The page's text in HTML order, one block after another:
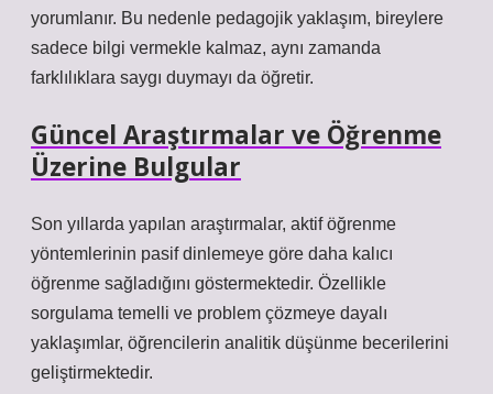
yorumlanır. Bu nedenle pedagojik yaklaşım, bireylere
sadece bilgi vermekle kalmaz, aynı zamanda
farklılıklara saygı duymayı da öğretir.
Güncel Araştırmalar ve Öğrenme
Üzerine Bulgular
Son yıllarda yapılan araştırmalar, aktif öğrenme
yöntemlerinin pasif dinlemeye göre daha kalıcı
öğrenme sağladığını göstermektedir. Özellikle
sorgulama temelli ve problem çözmeye dayalı
yaklaşımlar, öğrencilerin analitik düşünme becerilerini
geliştirmektedir.